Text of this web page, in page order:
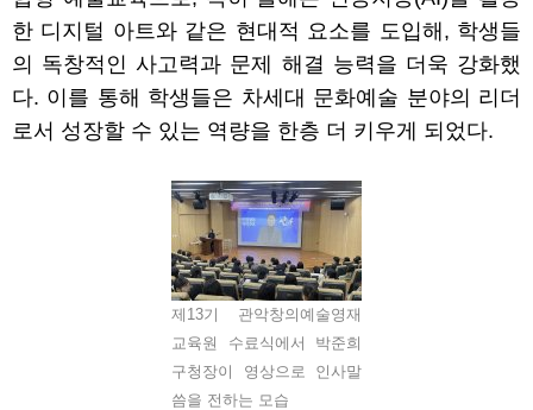
한 디지털 아트와 같은 현대적 요소를 도입해 , 학생들
의 독창적인 사고력과 문제 해결 능력을 더욱 강화했
다. 이를 통해 학생들은 차세대 문화예술 분야의 리더
로서 성장할 수 있는 역량을 한층 더 키우게 되었다.
제13기 관악창의예술영재
교육원 수료식에서 박준희
구청장이 영상으로 인사말
씀을 전하는 모습